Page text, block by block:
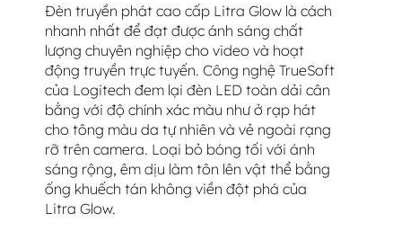
Đèn truyền phát cao cấp Litra Glow là cách
nhanh nhất để đạt được ánh sáng chất
lượng chuyên nghiệp cho video và hoạt
động truyền trực tuyến. Công nghệ TrueSoft
của Logitech đem lại đèn LED toàn dải cân
bằng với độ chính xác màu như ở rạp hát
cho tông màu da tự nhiên và vẻ ngoài rạng
rỡ trên camera. Loại bỏ bóng tối với ánh
sáng rộng, êm dịu làm tôn lên vật thể bằng
ống khuếch tán không viền đột phá của
Litra Glow.